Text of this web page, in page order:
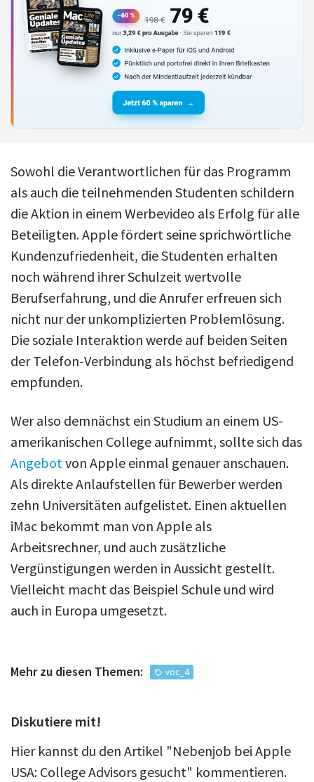
Sowohl die Verantwortlichen für das Programm
als auch die teilnehmenden Studenten schildern
die Aktion in einem Werbevideo als Erfolg für alle
Beteiligten. Apple fördert seine sprichwörtliche
Kundenzufriedenheit, die Studenten erhalten
noch während ihrer Schulzeit wertvolle
Berufserfahrung, und die Anrufer erfreuen sich
nicht nur der unkomplizierten Problemlösung.
Die soziale Interaktion werde auf beiden Seiten
der Telefon-Verbindung als höchst befriedigend
empfunden.
Wer also demnächst ein Studium an einem US-
amerikanischen College aufnimmt, sollte sich das
Angebot von Apple einmal genauer anschauen.
Als direkte Anlaufstellen für Bewerber werden
zehn Universitäten aufgelistet. Einen aktuellen
iMac bekommt man von Apple als
Arbeitsrechner, und auch zusätzliche
Vergünstigungen werden in Aussicht gestellt.
Vielleicht macht das Beispiel Schule und wird
auch in Europa umgesetzt.
Mehr zu diesen Themen: voc_4
Diskutiere mit!
Hier kannst du den Artikel "Nebenjob bei Apple
USA: College Advisors gesucht" kommentieren.